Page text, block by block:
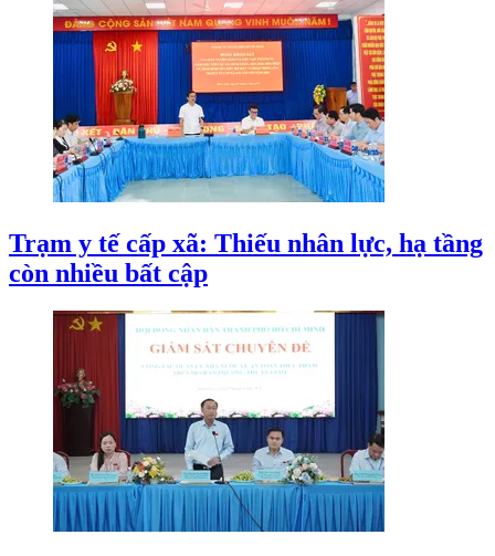
Trạm y tế cấp xã: Thiếu nhân lực, hạ tầng
còn nhiều bất cập